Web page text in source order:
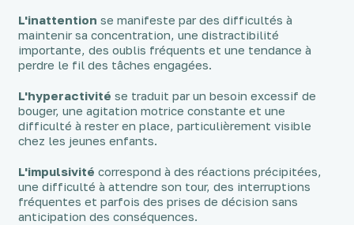
L'inattention se manifeste par des difficultés à
maintenir sa concentration, une distractibilité
importante, des oublis fréquents et une tendance à
perdre le fil des tâches engagées.
L'hyperactivité se traduit par un besoin excessif de
bouger, une agitation motrice constante et une
difficulté à rester en place, particulièrement visible
chez les jeunes enfants.
L'impulsivité correspond à des réactions précipitées,
une difficulté à attendre son tour, des interruptions
fréquentes et parfois des prises de décision sans
anticipation des conséquences.